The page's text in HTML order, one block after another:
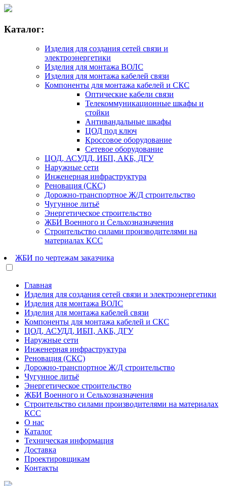
Каталог:
Изделия для создания сетей связи и
электроэнергетики
Изделия для монтажа ВОЛС
Изделия для монтажа кабелей связи
Компоненты для монтажа кабелей и СКС
Оптические кабели связи
Телекоммуникационные шкафы и
стойки
Антивандальные шкафы
ЦОД под ключ
Кроссовое оборудование
Сетевое оборудование
ЦОД, АСУДД, ИБП, АКБ, ДГУ
Наружные сети
Инженерная инфраструктура
Реновация (СКС)
Дорожно-транспортное Ж/Д строительство
Чугунное литьё
Энергетическое строительство
ЖБИ Военного и Сельхозназначения
Строительство силами производителями на
материалах КСС
ЖБИ по чертежам заказчика
Главная
Изделия для создания сетей связи и электроэнергетики
Изделия для монтажа ВОЛС
Изделия для монтажа кабелей связи
Компоненты для монтажа кабелей и СКС
ЦОД, АСУДД, ИБП, АКБ, ДГУ
Наружные сети
Инженерная инфраструктура
Реновация (СКС)
Дорожно-транспортное Ж/Д строительство
Чугунное литьё
Энергетическое строительство
ЖБИ Военного и Сельхозназначения
Строительство силами производителями на материалах
КСС
О нас
Каталог
Техническая информация
Доставка
Проектировщикам
Контакты